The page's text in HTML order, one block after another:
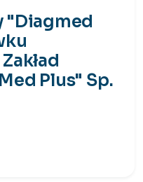
"Diagmed
Plus" Sp.